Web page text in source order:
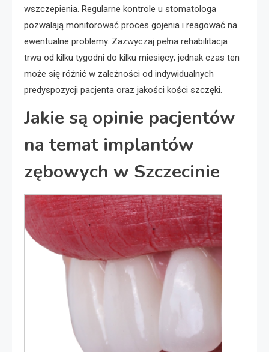
wszczepienia. Regularne kontrole u stomatologa
pozwalają monitorować proces gojenia i reagować na
ewentualne problemy. Zazwyczaj pełna rehabilitacja
trwa od kilku tygodni do kilku miesięcy; jednak czas ten
może się różnić w zależności od indywidualnych
predyspozycji pacjenta oraz jakości kości szczęki.
Jakie są opinie pacjentów
na temat implantów
zębowych w Szczecinie